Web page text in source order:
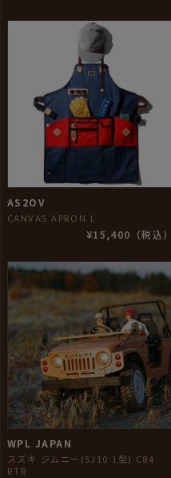
AS2OV
CANVAS APRON L
¥15,400（税込）
WPL JAPAN
スズキ ジムニー(SJ10 1型) C84
RTR